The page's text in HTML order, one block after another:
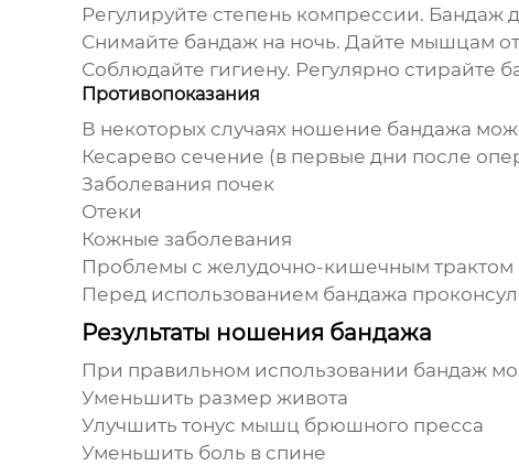
Регулируйте степень компрессии. Бандаж
Снимайте бандаж на ночь. Дайте мышцам
Соблюдайте гигиену. Регулярно стирайте
Противопоказания
В некоторых случаях ношение бандажа
Кесарево сечение (в первые дни после
Заболевания почек
Отеки
Кожные заболевания
Проблемы с желудочно-кишечным трактом
Перед использованием бандажа
Результаты ношения бандажа
При правильном использовании бандаж
Уменьшить размер живота
Улучшить тонус мышц брюшного пресса
Уменьшить боль в спине